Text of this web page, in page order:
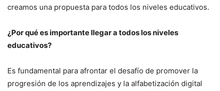
creamos una propuesta para todos los niveles educativos.
¿Por qué es importante llegar a todos los niveles
educativos?
Es fundamental para afrontar el desafío de promover la
progresión de los aprendizajes y la alfabetización digital